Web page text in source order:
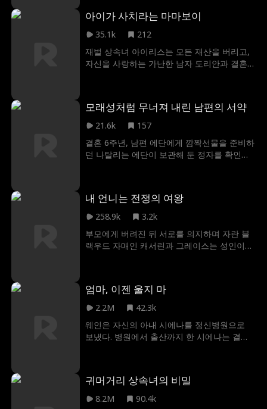
래, 팀 제시와 팀 니콜에 합류하여 각자의 스타
성을 개발해 나가게 되며, 일련의 고난도 챌린
에게 자신의 재능을 선보인다. 이후, 결승전에
서 팬들의 투표를 통해 버티컬 논픽션 시리즈
아이가 사치라는 마마보이
35.1k
212
재벌 상속녀 아이리스는 모든 재산을 버리고,
자신을 사랑하는 가난한 남자 도리안과 결혼
남편 도리안을 앞세워 만삭의 아이리스를 괴
롭히기에 이른다. 극심한 고통 속에서도 시어
더 이상 물러설 곳이 없는 순간, 친정 아버지
알렉이 손주를 위한 거대한 선물과 함께 등장
모래성처럼 무너져 내린 남편의 서약
21.6k
157
결혼 6주년, 남편 에단에게 깜짝선물을 준비하
던 나탈리는 에단이 보관해 둔 정자를 확인하
증했다. 그리고 지금, 에단이 자기의 전 여자
친구와 그녀의 아이를 이 자리에 있어야 할 가
는 수없이 무너지고, 수없이 참았다가 결국 이
혼을 결심하게 된다. 에단은 이 모든 것이 끝나
전에 나탈리는 영영 사라져 버릴까?
내 언니는 전쟁의 여왕
258.9k
3.2k
부모에게 버려진 뒤 서로를 의지하며 자란 블
랙우드 자매인 캐서린과 그레이스는 성인이
레이스의 시댁 식구와 동창들의 조롱거리가
된다. 약혼자마저 그레이스를 배신하며 모욕하
의 여왕임을 드러내며 자매를 얕본 대가를 모
두에게 보여주기로 결심하는데...
엄마, 이젠 울지 마
2.2M
42.3k
웨인은 자신의 아내 시에나를 정신병원으로
보냈다. 병원에서 출산까지 한 시에나는 결국
다. 하지만 시에나는 죽지 않고 스칼렛이라는
이름으로 웨인과 앨리스에게 접근하여 딸을
귀머거리 상속녀의 비밀
8.2M
90.4k